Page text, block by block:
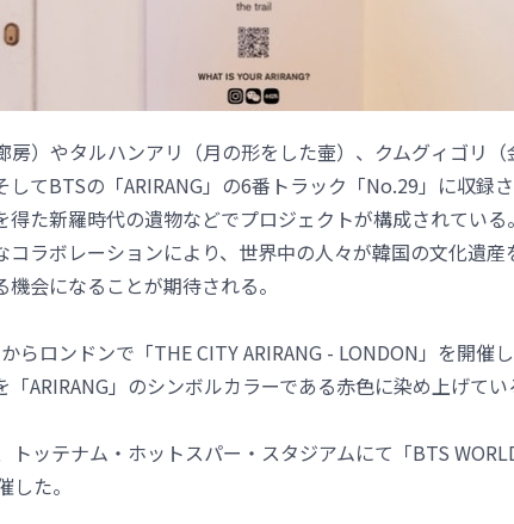
房）やタルハンアリ（月の形をした壷）、クムグィゴリ
してBTSの「ARIRANG」の6番トラック「No.29」に収録
得た新羅時代の遺物などでプロジェクトが構成されてい
コラボレーションにより、世界中の人々が韓国の文化遺
会になることが期待される。
らロンドンで「THE CITY ARIRANG - LONDON」を開催
ARIRANG」のシンボルカラーである赤色に染め上げてい
トッテナム・ホットスパー・スタジアムにて「BTS
した。